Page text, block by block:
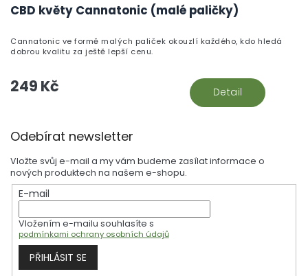
CBD květy Cannatonic (malé paličky)
249 Kč Detail
Cannatonic ve formě malých paliček okouzlí každého, kdo hledá
dobrou kvalitu za ještě lepší cenu.
Odebírat newsletter
Vložte svůj e-mail a my vám budeme zasílat informace o
nových produktech na našem e-shopu.
E-mail
Vložením e-mailu souhlasíte s
podmínkami ochrany osobních údajů
PŘIHLÁSIT SE